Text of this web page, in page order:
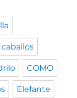
caballos
COMO
Elefante